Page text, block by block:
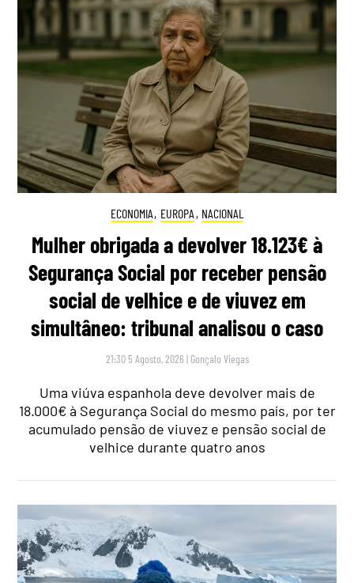
ECONOMIA, EUROPA , NACIONAL
Mulher obrigada a devolver 18.123€ à
Segurança Social por receber pensão
social de velhice e de viuvez em
simultâneo: tribunal analisou o caso
21:30 5 Agosto, 2026 | Gonçalo Viegas
Uma viúva espanhola deve devolver mais de
18.000€ à Segurança Social do mesmo país, por ter
acumulado pensão de viuvez e pensão social de
velhice durante quatro anos